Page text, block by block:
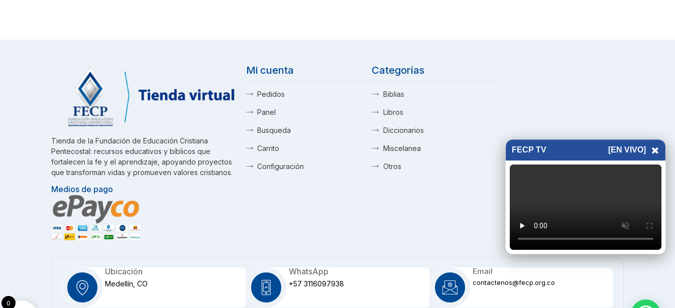
FECP TV [EN VIVO] ×
Tienda de la Fundación de Educación Cristiana
Pentecostal: recursos educativos y bíblicos que
fortalecen la fe y el aprendizaje, apoyando proyectos
que transforman vidas y promueven valores cristianos.
Medios de pago
Mi cuenta
Pedidos
Panel
Busqueda
Carrito
Configuración
Categorías
Biblias
Libros
Diccionarios
Miscelanea
Otros
Ubicación
Medellín, CO
WhatsApp
+57 3116097938
Email
contactenos@fecp.org.co
0